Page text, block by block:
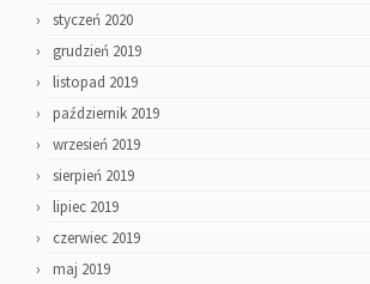
styczeń 2020
grudzień 2019
listopad 2019
październik 2019
wrzesień 2019
sierpień 2019
lipiec 2019
czerwiec 2019
maj 2019